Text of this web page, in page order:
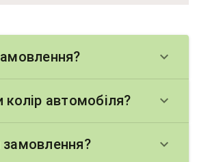
keyboard_arrow_down
колір автомобіля? keyboard_arrow_down
keyboard_arrow_down